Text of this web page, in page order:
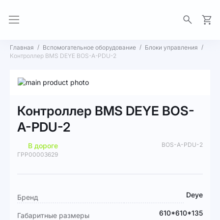
Главная Вспомогательное оборудование
Блоки управления
Контроллер BMS DEYE BOS-A-PDU-2
Пропустить
к
галереям
изображений
началу
галереи
изображений
Контроллер BMS DEYE BOS-
A-PDU-2
В дороге
BOS-A-PDU-2
ГРР00003629
Подробная
информация
Бренд Deye
Габаритные размеры 610*610*135